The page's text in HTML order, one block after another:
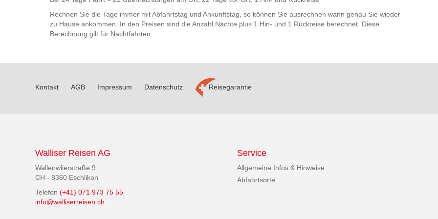
Rechnen Sie die Tage immer mit Abfahrtstag und Ankunftstag, so können Sie ausrechnen wann genau Sie wieder
zu Hause ankommen. In den Preisen sind die Anzahl Nächte plus 1 Hin- und 1 Rückreise berechnet. Diese
Berechnung gilt für Nachtfahrten.
Kontakt AGB Impressum Datenschutz Reisegarantie
Walliser Reisen AG
Wallenwilerstraße 9
CH - 8360 Eschlikon
Telefon (+41) 071 973 75 55
info@walliserreisen.ch
Service
Allgemeine Infos & Hinweise
Abfahrtsorte